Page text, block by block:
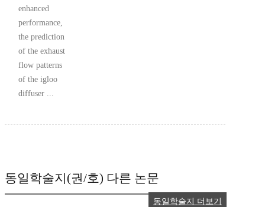
enhanced
performance,
the prediction
of the exhaust
flow patterns
of the igloo
diffuser ...
동일학술지(권/호) 다른 논문
동일학술지 더보기